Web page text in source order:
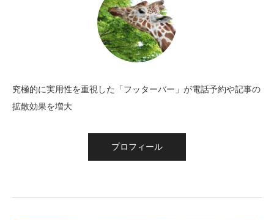
究極的に実用性を重視した「フッターバー」が電話予約や記事の
拡散効果を増大
プロフィール